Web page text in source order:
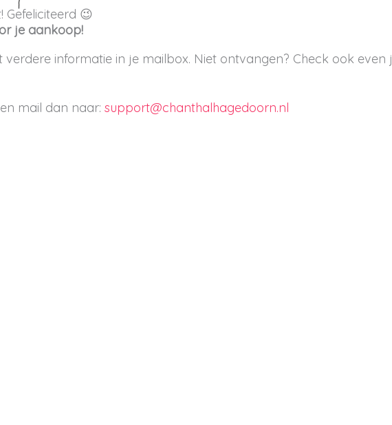
Gefeliciteerd 😉
je aankoop!
informatie in je mailbox. Niet ontvangen? Check ook even
mail dan naar: support@chanthalhagedoorn.nl